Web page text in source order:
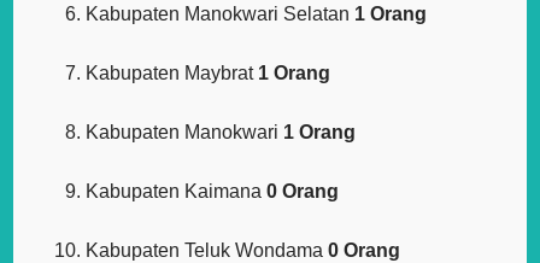
Kabupaten Manokwari Selatan 1 Orang
Kabupaten Maybrat 1 Orang
Kabupaten Manokwari 1 Orang
Kabupaten Kaimana0 Orang
Kabupaten Teluk Wondama0 Orang